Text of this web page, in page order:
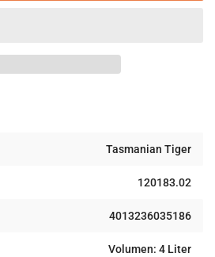
Tasmanian Tiger
120183.02
4013236035186
Volumen: 4 Liter